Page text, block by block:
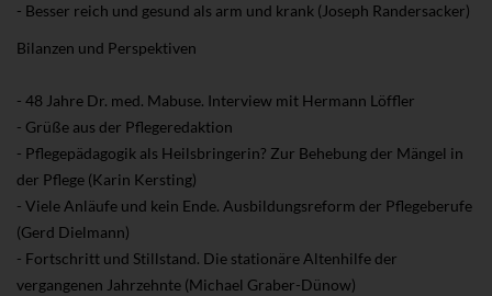
- Besser reich und gesund als arm und krank (Joseph Randersacker)
Bilanzen und Perspektiven
- 48 Jahre Dr. med. Mabuse. Interview mit Hermann Löffler
- Grüße aus der Pflegeredaktion
- Pflegepädagogik als Heilsbringerin? Zur Behebung der Mängel in
der Pflege (Karin Kersting)
- Viele Anläufe und kein Ende. Ausbildungsreform der Pflegeberufe
(Gerd Dielmann)
- Fortschritt und Stillstand. Die stationäre Altenhilfe der
vergangenen Jahrzehnte (Michael Graber-Dünow)